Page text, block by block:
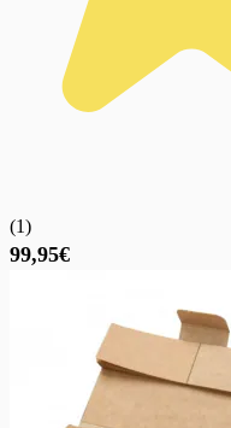
(1)
99,95€